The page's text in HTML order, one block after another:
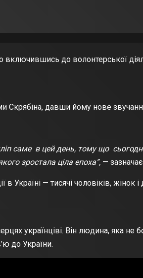
включившись до волонтерської
Скрябіна, давши йому нове
саме в цей день, тому що
зростала ціла епоха”, —
Україні — тисячі чоловіків, жінок і
українціві. Він людина, яка не
до України.